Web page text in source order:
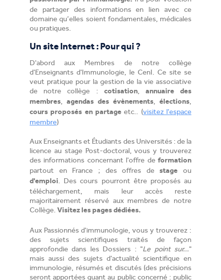
de partager des informations en lien avec ce
domaine qu’elles soient fondamentales, médicales
ou pratiques.
Un site Internet : Pour qui ?
D'abord aux Membres de notre collège
d'Enseignants d'Immunologie, le CenI. Ce site se
veut pratique pour la gestion de la vie associative
de notre collège : cotisation, annuaire des
membres, agendas des évènements, élections,
cours proposés en partage etc.. (visitez l'espace
membre)
Aux Enseignants et Étudiants des Universités : de la
licence au stage Post-doctoral, vous y trouverez
des informations concernant l'offre de formation
partout en France ; des offres destage ou
d'emploi. Des cours pourront être proposés au
téléchargement, mais leur accès reste
majoritairement réservé aux membres de notre
Collège. Visitez les pages dédiées.
Aux Passionnés d'immunologie, vous y trouverez :
des sujets scientifiques traités de façon
approfondie dans les Dossiers : "Le point sur..."
mais aussi des sujets d'actualité scientifique en
immunologie, résumés et discutés (des précisions
seront apportées quant au public concerné : public